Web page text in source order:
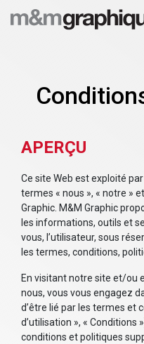
APERÇU
Ce site Web est exploité
termes « nous », « notre »
Graphic. M&M Graphic
les informations, outils et
vous, l’utilisateur, sous
les termes, conditions,
En visitant notre site et/ou
nous, vous vous engagez
d’être lié par les termes et
d’utilisation », « Conditions
conditions et politiques